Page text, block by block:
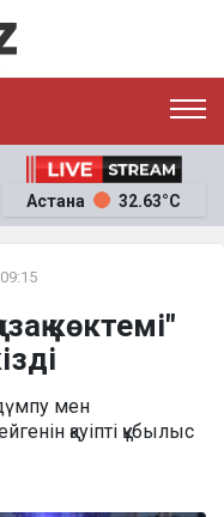
Астана 32.63°C
көктемі"
мен
қауіпті құбылыс